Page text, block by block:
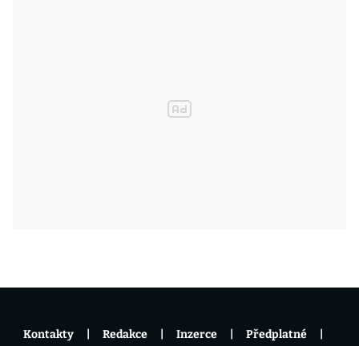
Kontakty Redakce Inzerce Předplatné